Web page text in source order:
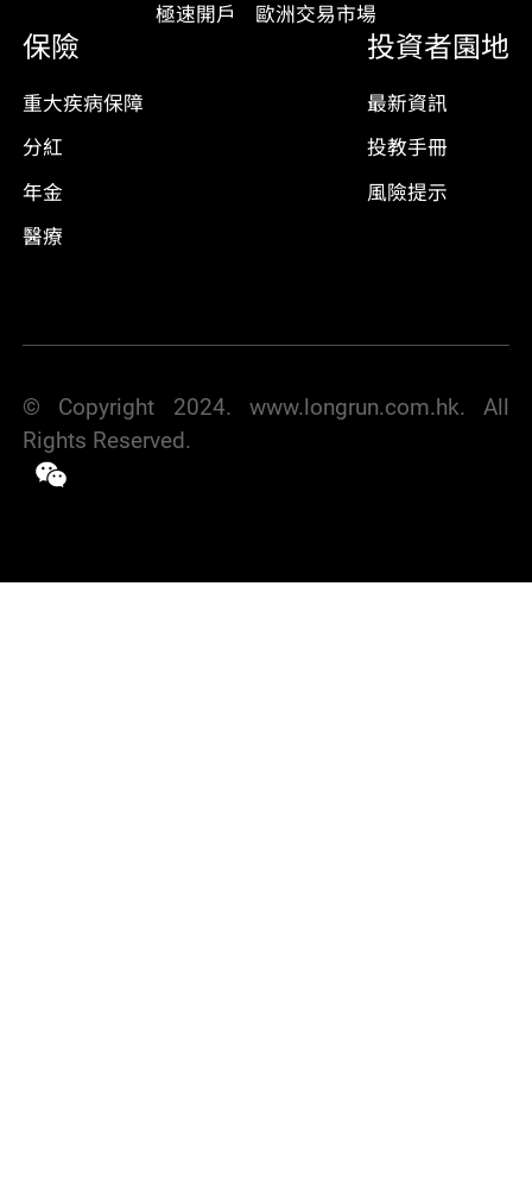
極速開戶
歐洲交易市場
保險
重大疾病保障
分紅
年金
醫療
投資者園地
最新資訊
投教手冊
風險提示
© Copyright 2024. www.longrun.com.hk. All
Rights Reserved.